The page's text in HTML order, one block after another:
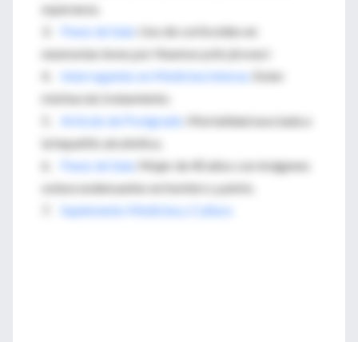
esperanza.
Pases de Sala : Uso de corticoides en
neumonías leves por Neumocystis jiroveci
Interrogantes en Medicina Interna:
Dolor
miofascial, tratamiento.
Artículo de Postgrado
: Mortalidad asociada a
la hepatitis alcohólica.
Pases de Sala : Mujer de 40 años con imágenes
osteocondensantes en hombro y pelvis.
Suplemento Medicina y Cultura